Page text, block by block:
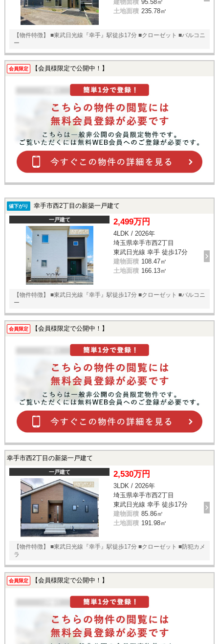
建物面積 95.58㎡
土地面積 235.78㎡
【物件特徴】 ■東武日光線『幸手』駅徒歩17分 ■クローゼット ■バルコニ
ー
会員限定 【会員様限定で公開中！】
値下がり 幸手市西2丁目の新築一戸建て
一戸建て 2,499万円
4LDK / 2026年
埼玉県幸手市西2丁目
東武日光線 幸手 徒歩17分
建物面積 108.47㎡
土地面積 166.13㎡
【物件特徴】 ■東武日光線『幸手』駅徒歩17分 ■クローゼット ■バルコニ
ー
会員限定 【会員様限定で公開中！】
幸手市西2丁目の新築一戸建て
一戸建て 2,530万円
3LDK / 2026年
埼玉県幸手市西2丁目
東武日光線 幸手 徒歩17分
建物面積 85.86㎡
土地面積 191.98㎡
【物件特徴】 ■東武日光線『幸手』駅徒歩17分 ■クローゼット ■防犯カメ
ラ
会員限定 【会員様限定で公開中！】